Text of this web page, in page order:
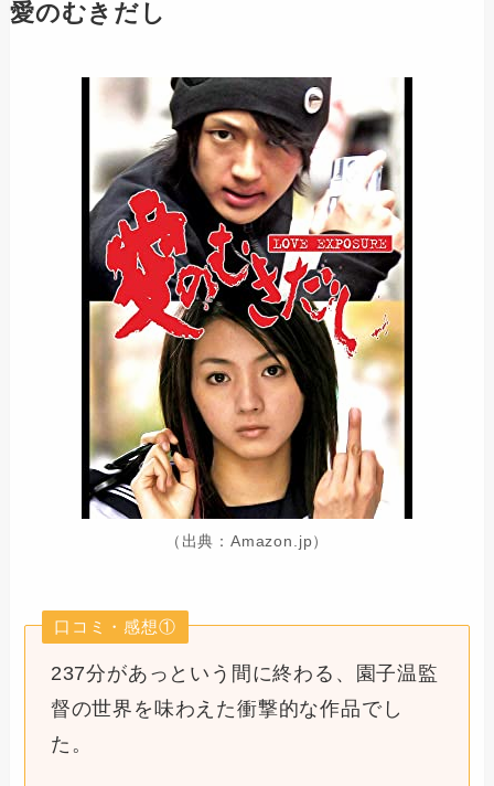
愛のむきだし
（出典：Amazon.jp）
口コミ・感想①
237分があっという間に終わる、園子温監
督の世界を味わえた衝撃的な作品でし
た。